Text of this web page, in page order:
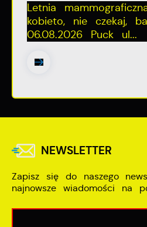
Letnia
kobieto, nie czekaj,
06.08.2026 Puck ul...
NEWSLETTER
Zapisz się do naszego
najnowsze wiadomości na